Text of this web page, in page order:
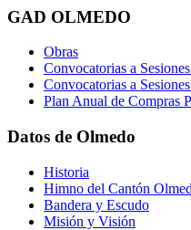
GAD OLMEDO
Obras
Convocatorias a
Convocatorias a
Plan Anual de Compras
Datos de Olmedo
Historia
Himno del Cantón
Bandera y Escudo
Misión y Visión